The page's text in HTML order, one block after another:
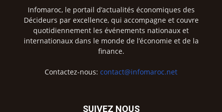
Infomaroc, le portail d’actualités économiques des
Décideurs par excellence, qui accompagne et couvre
quotidiennement les événements nationaux et
internationaux dans le monde de l’économie et de la
finance.
Contactez-nous: contact@infomaroc.net
SUIVEZ NOUS